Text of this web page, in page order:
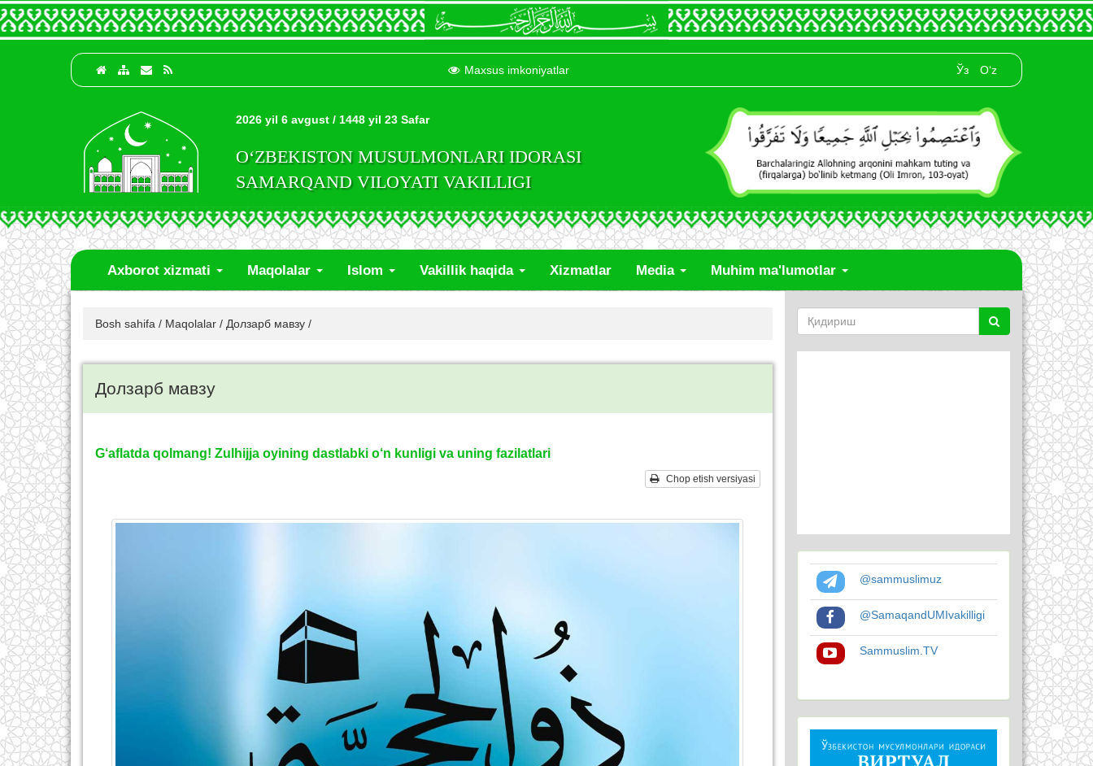
Maxsus imkoniyatlar Ўз O‘z
2026 yil 6 avgust / 1448 yil 23 Safar
O‘ZBEKISTON MUSULMONLARI IDORASI
SAMARQAND VILOYATI VAKILLIGI
Axborot xizmati Maqolalar Islom Vakillik haqida Xizmatlar Media Muhim ma'lumotlar
Bosh sahifa / Maqolalar / Долзарб мавзу /
Долзарб мавзу
G‘aflatda qolmang! Zulhijja oyining dastlabki o‘n kunligi va uning fazilatlari
Chop etish versiyasi
@sammuslimuz
@SamaqandUMIvakilligi
Sammuslim.TV